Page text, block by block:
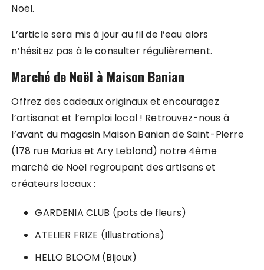
Noël.
L’article sera mis à jour au fil de l’eau alors
n’hésitez pas à le consulter régulièrement.
Marché de Noël à Maison Banian
Offrez des cadeaux originaux et encouragez
l’artisanat et l’emploi local ! Retrouvez-nous à
l’avant du magasin Maison Banian de Saint-Pierre
(178 rue Marius et Ary Leblond) notre 4ème
marché de Noël regroupant des artisans et
créateurs locaux :
GARDENIA CLUB (pots de fleurs)
ATELIER FRIZE (Illustrations)
HELLO BLOOM (Bijoux)